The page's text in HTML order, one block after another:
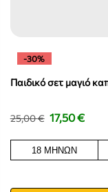
-30%
Παιδικό σετ μαγιό
25,00€ 17,50€
18 ΜΗΝΏΝ